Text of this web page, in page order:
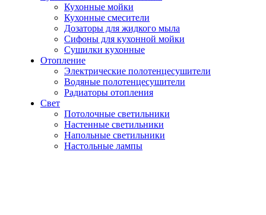
Кухонные мойки
Кухонные смесители
Дозаторы для жидкого мыла
Сифоны для кухонной мойки
Сушилки кухонные
Отопление
Электрические полотенцесушители
Водяные полотенцесушители
Радиаторы отопления
Свет
Потолочные светильники
Настенные светильники
Напольные светильники
Настольные лампы